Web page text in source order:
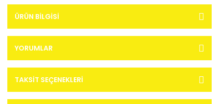
ÜRÜN BILGISI
YORUMLAR
TAKSIT SEÇENEKLERI